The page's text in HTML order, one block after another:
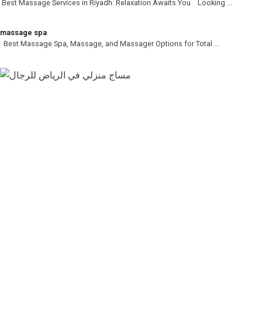
Best Massage Services in Riyadh: Relaxation Awaits You Looking ...
massage spa
Best Massage Spa, Massage, and Massager Options for Total ...